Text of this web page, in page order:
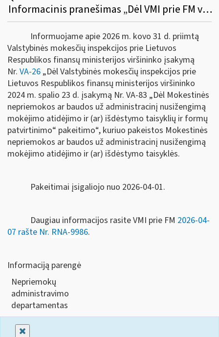
Informacinis pranešimas „Dėl VMI prie FM viršininko 2024 m. spalio 23 d. įsakymo Nr. VA-83 „Dėl Mokestinės nepriemokos ar baudos už administracinį nusižengimą mokėjimo atidėjimo ir (ar) išdėstymo taisyklių ir formų patvirtinimo“ pakeitimo“
Informuojame apie 2026 m. kovo 31 d. priimtą
Valstybinės mokesčių inspekcijos prie Lietuvos
Respublikos finansų ministerijos viršininko įsakymą
Nr. VA-26 „Dėl Valstybinės mokesčių inspekcijos prie
Lietuvos Respublikos finansų ministerijos viršininko
2024 m. spalio 23 d. įsakymą Nr. VA-83 „Dėl Mokestinės
nepriemokos ar baudos už administracinį nusižengimą
mokėjimo atidėjimo ir (ar) išdėstymo taisyklių ir formų
patvirtinimo“ pakeitimo“, kuriuo pakeistos Mokestinės
nepriemokos ar baudos už administracinį nusižengimą
mokėjimo atidėjimo ir (ar) išdėstymo taisyklės.
Pakeitimai įsigaliojo nuo 2026-04-01.
Daugiau informacijos rasite VMI prie FM 2026-04-
07 rašte Nr. RNA-9986.
Informaciją parengė
Nepriemokų
administravimo
departamentas